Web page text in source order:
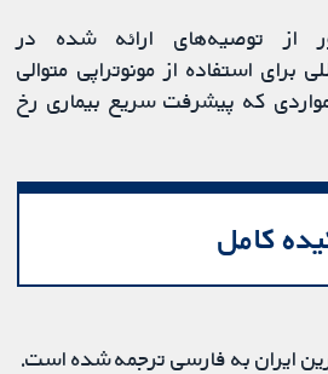
از توصیه‌های ارائه شده در
برای استفاده از مونوتراپی متوالی
که پیشرفت سریع بیماری رخ
کامل
ایران به فارسی ترجمه شده است.